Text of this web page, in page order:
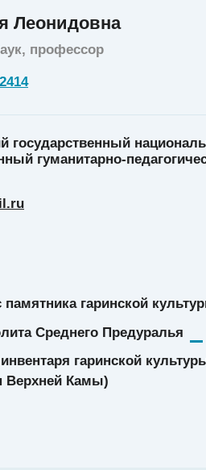
Леонидовна
профессор
государственный
гуманитарно-
гаринской
Среднего Предуралья
гаринской
Верхней Камы)